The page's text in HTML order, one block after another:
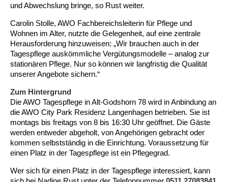
Kindertagesstätte König-Ludwig-Straße
Kindertagesstätte Langes Feld “Deisterspatzen”
Kindertagesstätte Moorlilienweg /
Familienzentrum
Kindertagesstätte Petermannstraße /
Familienzentrum
Kindertagesstätte Pfarrlandplatz
Kindertagesstätte Rosenbergstraße
Kindertagesstätte Ibykusweg / Familienzentrum
Kindertagesstätte Johannes-Lau-Hof
Kindertagesstätte Kapellenbrink /
Familienzentrum
Kindertagesstätte Klaus-Müller-Kilian-Weg /
“Mäuseburg” / Familienzentrum
Kindertagesstätte König-Ludwig-Straße
Kindertagesstätte Langes Feld “Deisterspatzen”
und Abwechslung bringe, so Rust weiter.
Carolin Stolle, AWO Fachbereichsleiterin für Pflege und
Wohnen im Alter, nutzte die Gelegenheit, auf eine zentrale
Herausforderung hinzuweisen: „Wir brauchen auch in der
Tagespflege auskömmliche Vergütungsmodelle – analog zur
stationären Pflege. Nur so können wir langfristig die Qualität
unserer Angebote sichern.“
Zum Hintergrund
Die AWO Tagespflege in Alt-Godshorn 78 wird in Anbindung an
die AWO City Park Residenz Langenhagen betrieben. Sie ist
montags bis freitags von 8 bis 16:30 Uhr geöffnet. Die Gäste
werden entweder abgeholt, von Angehörigen gebracht oder
kommen selbstständig in die Einrichtung. Voraussetzung für
einen Platz in der Tagespflege ist ein Pflegegrad.
Wer sich für einen Platz in der Tagespflege interessiert, kann
der
Tagespflege:
Hinten
rechts
Sozialminister
Dr.
Andreas
daneben
der
AWO
Tagespflege:
Hinten
rechts
Sozialminister
Dr.
Andreas
daneben